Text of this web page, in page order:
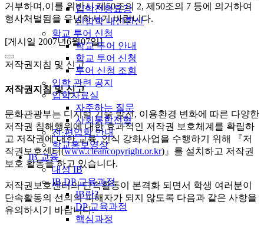
입학전형요강
신입학 내신환산
학교 투어 신청
학교 투어 안내
학교 투어 신청
투어 신청 조회
입학 관련 공지
입학자료실
자주하는 질문
사회통합전형
전·편입학 안내
학교홍보영상
IB 교육
대성 IB
IB DP 교육과정
IB란?
DP 교육과정
핵심과정
거부하며,이를 위반시 제50조의 2, 제50조의 7 등에 의거하여
형사처벌됨을 유념하시기 바랍니다.
[게시일 2007년6월07일]
저작권지침 및 신고
저작권지침 및 신고
문화관광부는 디지털 기술 발전, 이용환경 변화에 따른 다양한
저작권 침해행위에 대한 효과적인 저작권 보호체계를 확립하
고 저작권에 대한 교육, 인식 강화사업을 수행하기 위해 『저
작권보호센터(www.cleancopyright.or.kr)』를 설치하고 저작권
보호 활동을 하고 있습니다.
저작권보호센터의 단속활동이 본격화 되면서 학생 여러분이
단속활동의 선의의 피해자가 되지 않도록 다음과 같은 사항을
유의하시기 바랍니다.